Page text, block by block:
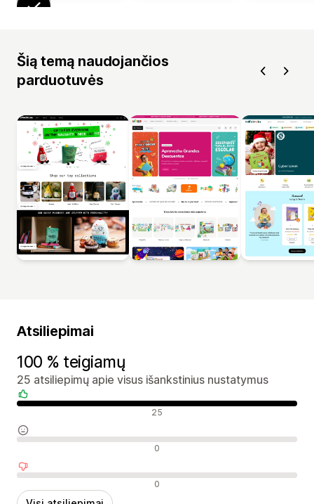
Šią temą naudojančios
parduotuvės
Atsiliepimai
100 % teigiamų
25 atsiliepimų apie visus išankstinius nustatymus
Teigiami atsiliepimai 25
Neutralūs atsiliepimai 0
Neigiami atsiliepimai 0